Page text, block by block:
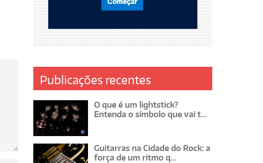
Publicações recentes
O que é um lightstick?
Entenda o símbolo que vai t...
Guitarras na Cidade do Rock: a
força de um ritmo q...